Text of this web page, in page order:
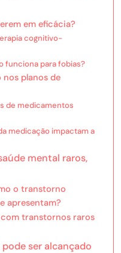
em eficácia?
cognitivo-
funciona para fobias?
nos planos de
de medicamentos
medicação impactam a
mental raros,
o transtorno
apresentam?
transtornos raros
ser alcançado